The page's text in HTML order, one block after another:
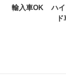
輸入車OK
ハ